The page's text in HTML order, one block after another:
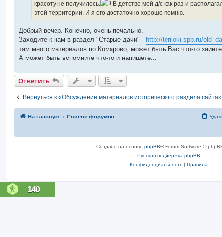
красоту не получилось.
В детстве мой д/с как раз и
этой территории. И я его достаточно хорошо помню.
Добрый вечер. Конечно, очень печально.
Заходите к нам в раздел "Старые дачи" - http://terijoki.spb.ru/
там много материалов по Комарово, может быть Вас что-то
А может быть вспомните что-то и напишете...
Ответить
Вернуться в «Обсуждение материалов исторического раздела сайта»
На главную Список форумов
Создано на основе phpBB® Forum Software ©
Русская поддержка phpBB
Конфиденциальность
Правила
140